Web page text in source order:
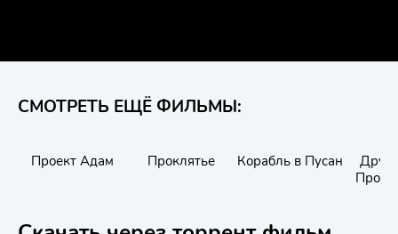
СМОТРЕТЬ ЕЩЁ ФИЛЬМЫ:
Проект Адам Проклятье Корабль в Пусан